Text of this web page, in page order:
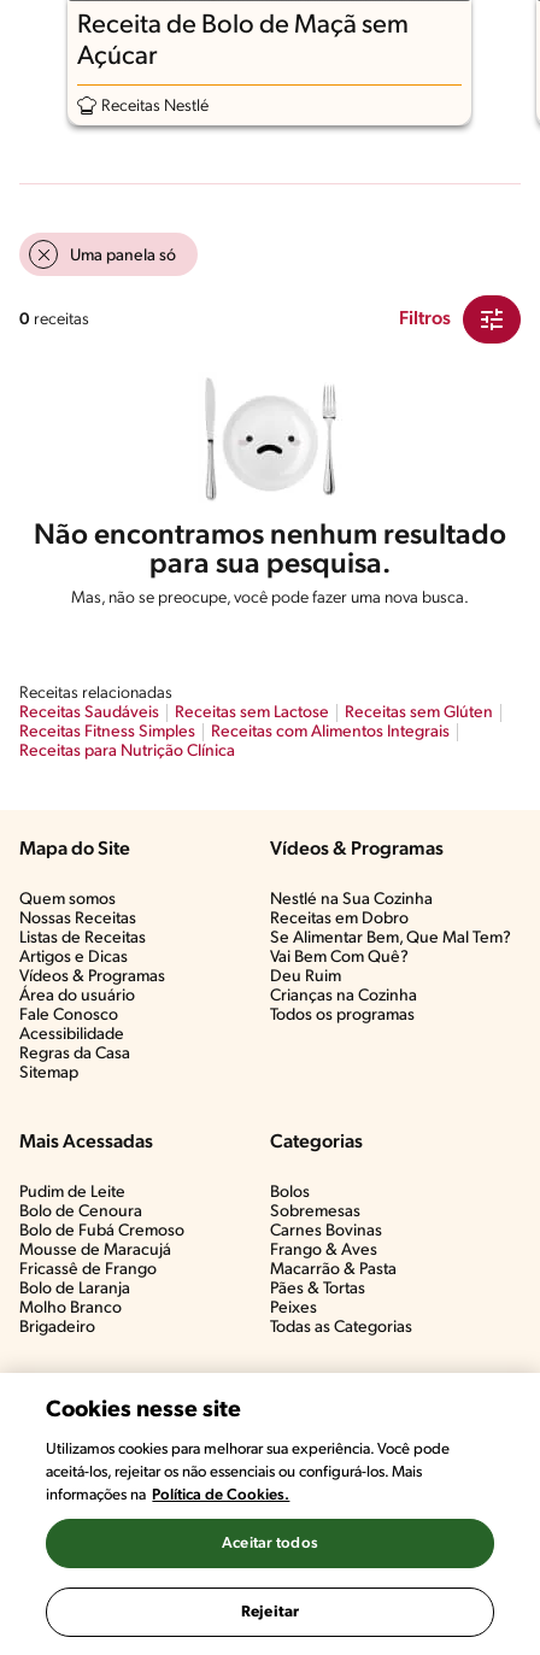
Receita de Bolo de Maçã sem
Açúcar
Receitas Nestlé
Uma panela só
0 receitas Filtros
Não encontramos nenhum resultado
para sua pesquisa.
Mas, não se preocupe, você pode fazer uma nova busca.
Receitas relacionadas
Receitas Saudáveis
Receitas sem Lactose
Receitas sem Glúten
Receitas Fitness Simples
Receitas com Alimentos Integrais
Receitas para Nutrição Clínica
Mapa do Site
Quem somos
Nossas Receitas
Listas de Receitas​
Artigos e Dicas​
Vídeos & Programas​
Área do usuário
Fale Conosco
Acessibilidade
Regras da Casa
Sitemap
Vídeos & Programas​
Nestlé na Sua Cozinha
Receitas em Dobro
Se Alimentar Bem, Que Mal Tem?​
Vai Bem Com Quê?​
Deu Ruim​
Crianças na Cozinha​
Todos os programas
Mais Acessadas
Pudim de Leite
Bolo de Cenoura
Bolo de Fubá Cremoso
Mousse de Maracujá
Fricassê de Frango
Bolo de Laranja
Molho Branco
Brigadeiro
Categorias
Bolos
Sobremesas
Carnes Bovinas​
Frango & Aves​
Macarrão & Pasta​
Pães & Tortas​
Peixes
Todas as Categorias
Cookies nesse site
Utilizamos cookies para melhorar sua experiência. Você pode
aceitá-los, rejeitar os não essenciais ou configurá-los. Mais
informações na Política de Cookies.
Rejeitar
Aceitar todos